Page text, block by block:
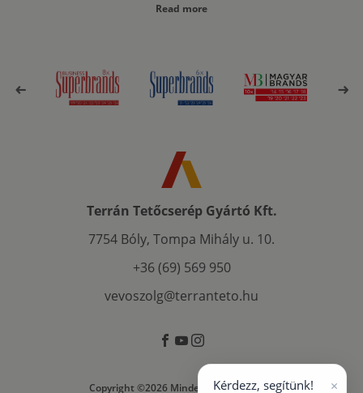
Read more
Terrán Tetőcserép Gyártó Kft.
7754 Bóly, Tompa Mihály u. 10.
+36 (69) 569 950
vevoszolg@terranteto.hu
Copyright ©2026 Minden jog fenntartva
Kérdezz, segítünk! ×